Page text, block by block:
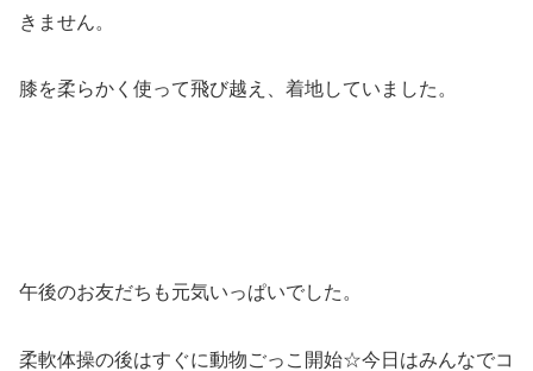
きません。
膝を柔らかく使って飛び越え、着地していました。
午後のお友だちも元気いっぱいでした。
柔軟体操の後はすぐに動物ごっこ開始☆今日はみんなでコ